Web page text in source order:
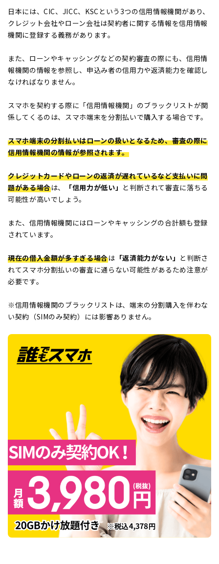
日本には、CIC、JICC、KSCという3つの信用情報機関があり、
クレジット会社やローン会社は契約者に関する情報を信用情報
機関に登録する義務があります。
また、ローンやキャッシングなどの契約審査の際にも、信用情
報機関の情報を参照し、申込み者の信用力や返済能力を確認し
なければなりません。
スマホを契約する際に「信用情報機関」のブラックリストが関
係してくるのは、 スマホ端末を分割払いで購入する場合です。
スマホ端末の分割払いはローンの扱いとなるため、審査の際に
信用情報機関の情報が参照されます。
クレジットカードやローンの返済が遅れているなど支払いに問
題がある場合は、 「信用力が低い」 と判断されて審査に落ちる
可能性が高いでしょう。
また、信用情報機関にはローンやキャッシングの合計額も登録
されています。
現在の借入金額が多すぎる場合は 「返済能力がない」 と判断さ
れてスマホ分割払いの審査に通らない可能性があるため注意が
必要です。
※信用情報機関のブラックリストは、端末の分割購入を伴わな
い契約（SIMのみ契約）には影響ありません。